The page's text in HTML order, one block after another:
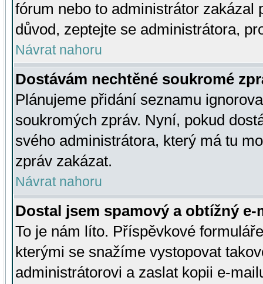
fórum nebo to administrátor zakázal
důvod, zeptejte se administrátora,
Návrat nahoru
Dostávám nechtěné soukromé
Plánujeme přidání seznamu
soukromých zpráv. Nyní, pokud
svého administrátora, který má tu
zpráv zakázat.
Návrat nahoru
Dostal jsem spamový a obtížný
To je nám líto. Příspěvkové
kterými se snažíme vystopovat
administrátorovi a zaslat kopii e-